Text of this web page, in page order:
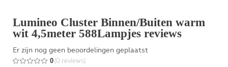
Lumineo Cluster Binnen/Buiten warm
wit 4,5meter 588Lampjes reviews
Er zijn nog geen beoordelingen geplaatst
0 (0 reviews)